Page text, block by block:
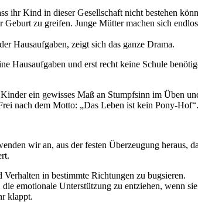
ihr Kind in dieser Gesellschaft nicht bestehen
zu greifen. Junge Mütter machen sich
Hausaufgaben, zeigt sich das ganze Drama.
Hausaufgaben und erst recht keine Schule
ein gewisses Maß an Stumpfsinn im Üben
nach dem Motto: „Das Leben ist kein Pony-Hof“.
wir an, aus der festen Überzeugung heraus,
in bestimmte Richtungen zu bugsieren.
emotionale Unterstützung zu entziehen, wenn
klappt.